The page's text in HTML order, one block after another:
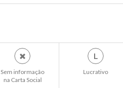
Sem informação
na Carta Social
L
Lucrativo